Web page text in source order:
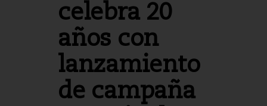
celebra 20
años con
lanzamiento
de campaña